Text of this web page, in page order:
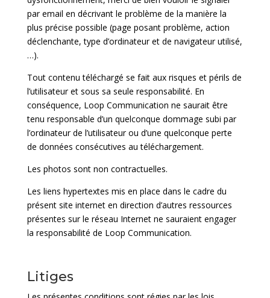
par email en décrivant le problème de la manière la
plus précise possible (page posant problème, action
déclenchante, type d’ordinateur et de navigateur utilisé,
…).
Tout contenu téléchargé se fait aux risques et périls de
l’utilisateur et sous sa seule responsabilité. En
conséquence, Loop Communication ne saurait être
tenu responsable d’un quelconque dommage subi par
l’ordinateur de l’utilisateur ou d’une quelconque perte
de données consécutives au téléchargement.
Les photos sont non contractuelles.
Les liens hypertextes mis en place dans le cadre du
présent site internet en direction d’autres ressources
présentes sur le réseau Internet ne sauraient engager
la responsabilité de Loop Communication.
Litiges